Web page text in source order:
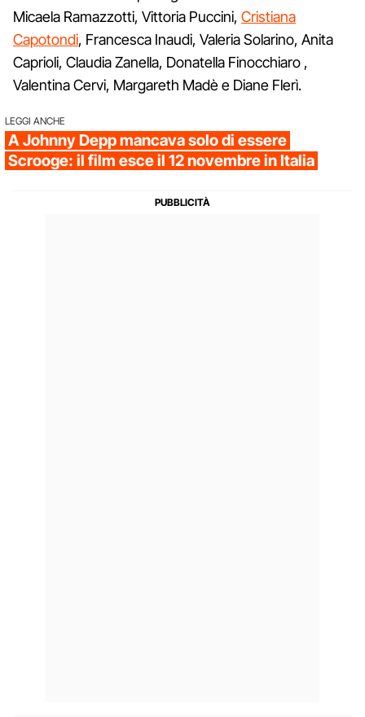
Micaela Ramazzotti, Vittoria Puccini, Cristiana
Capotondi, Francesca Inaudi, Valeria Solarino, Anita
Caprioli, Claudia Zanella, Donatella Finocchiaro ,
Valentina Cervi, Margareth Madè e Diane Flerì.
LEGGI ANCHE
A Johnny Depp mancava solo di essere
Scrooge: il film esce il 12 novembre in Italia